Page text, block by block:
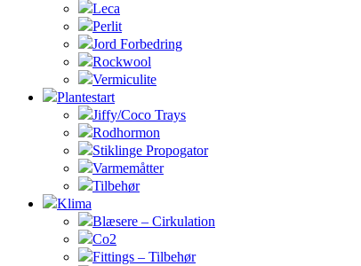
Leca
Perlit
Jord Forbedring
Rockwool
Vermiculite
Plantestart
Jiffy/Coco Trays
Rodhormon
Stiklinge Propogator
Varmemåtter
Tilbehør
Klima
Blæsere – Cirkulation
Co2
Fittings – Tilbehør